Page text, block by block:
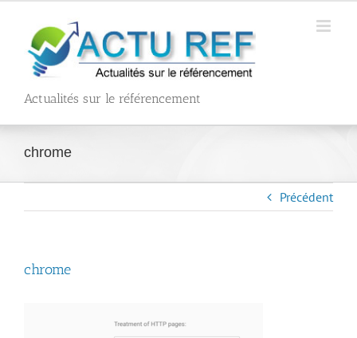
contenu
Actualités sur le référencement
chrome
Précédent
chrome